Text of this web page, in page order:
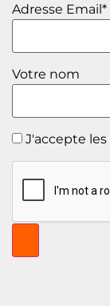
Adresse Email*
Votre nom
J'accepte les